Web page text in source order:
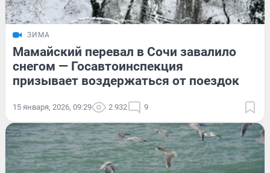
ЗИМА
Мамайский перевал в Сочи завалило
снегом — Госавтоинспекция
призывает воздержаться от поездок
15 января, 2026, 09:29 2 932 9